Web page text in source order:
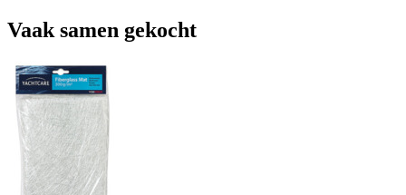
Vaak samen gekocht